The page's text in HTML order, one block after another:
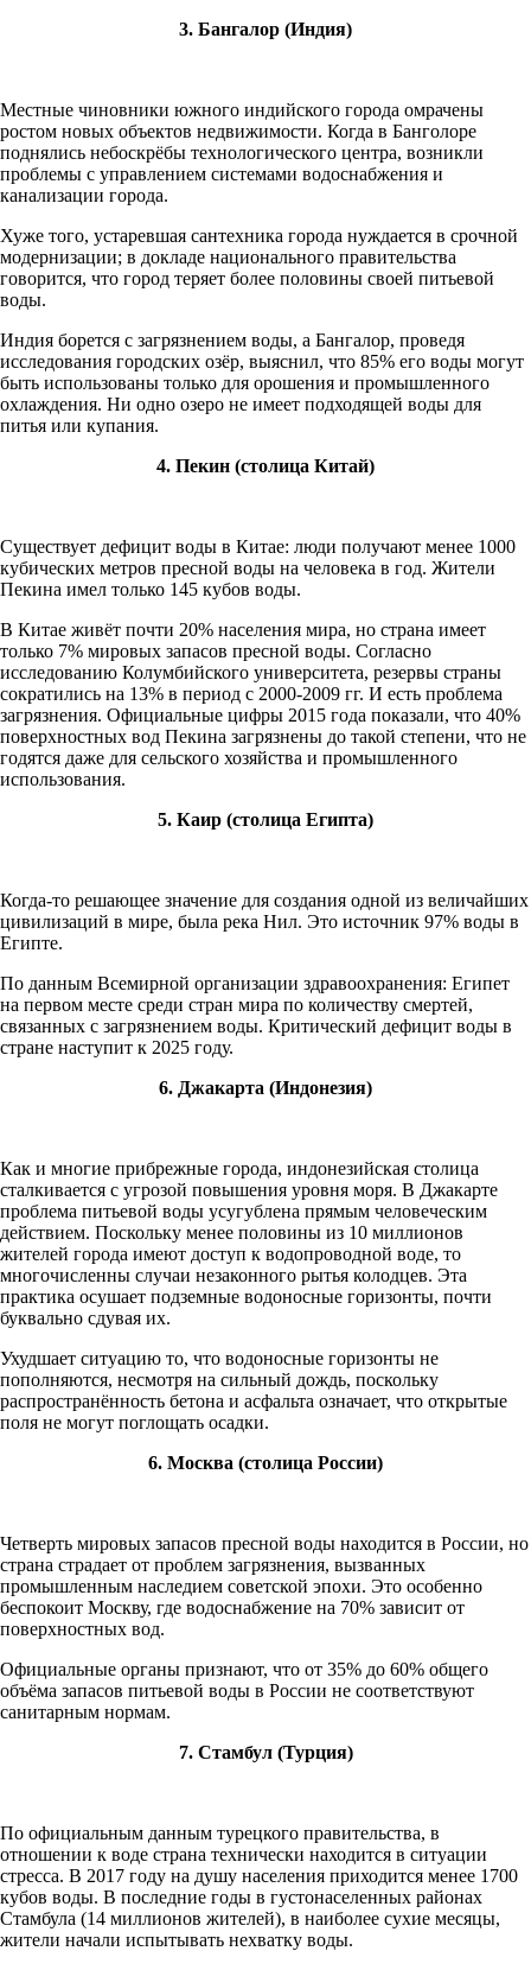
3. Бангалор (Индия)
Местные чиновники южного индийского города омрачены
ростом новых объектов недвижимости. Когда в Банголоре
поднялись небоскрёбы технологического центра, возникли
проблемы с управлением системами водоснабжения и
канализации города.
Хуже того, устаревшая сантехника города нуждается в срочной
модернизации; в докладе национального правительства
говорится, что город теряет более половины своей питьевой
воды.
Индия борется с загрязнением воды, а Бангалор, проведя
исследования городских озёр, выяснил, что 85% его воды могут
быть использованы только для орошения и промышленного
охлаждения. Ни одно озеро не имеет подходящей воды для
питья или купания.
4. Пекин (столица Китай)
Существует дефицит воды в Китае: люди получают менее 1000
кубических метров пресной воды на человека в год. Жители
Пекина имел только 145 кубов воды.
В Китае живёт почти 20% населения мира, но страна имеет
только 7% мировых запасов пресной воды. Согласно
исследованию Колумбийского университета, резервы страны
сократились на 13% в период с 2000-2009 гг. И есть проблема
загрязнения. Официальные цифры 2015 года показали, что 40%
поверхностных вод Пекина загрязнены до такой степени, что не
годятся даже для сельского хозяйства и промышленного
использования.
5. Каир (столица Египта)
Когда-то решающее значение для создания одной из величайших
цивилизаций в мире, была река Нил. Это источник 97% воды в
Египте.
По данным Всемирной организации здравоохранения: Египет
на первом месте среди стран мира по количеству смертей,
связанных с загрязнением воды. Критический дефицит воды в
стране наступит к 2025 году.
6. Джакарта (Индонезия)
Как и многие прибрежные города, индонезийская столица
сталкивается с угрозой повышения уровня моря. В Джакарте
проблема питьевой воды усугублена прямым человеческим
действием. Поскольку менее половины из 10 миллионов
жителей города имеют доступ к водопроводной воде, то
многочисленны случаи незаконного рытья колодцев. Эта
практика осушает подземные водоносные горизонты, почти
буквально сдувая их.
Ухудшает ситуацию то, что водоносные горизонты не
пополняются, несмотря на сильный дождь, поскольку
распространённость бетона и асфальта означает, что открытые
поля не могут поглощать осадки.
6. Москва (столица России)
Четверть мировых запасов пресной воды находится в России, но
страна страдает от проблем загрязнения, вызванных
промышленным наследием советской эпохи. Это особенно
беспокоит Москву, где водоснабжение на 70% зависит от
поверхностных вод.
Официальные органы признают, что от 35% до 60% общего
объёма запасов питьевой воды в России не соответствуют
санитарным нормам.
7. Стамбул (Турция)
По официальным данным турецкого правительства, в
отношении к воде страна технически находится в ситуации
стресса. В 2017 году на душу населения приходится менее 1700
кубов воды. В последние годы в густонаселенных районах
Стамбула (14 миллионов жителей), в наиболее сухие месяцы,
жители начали испытывать нехватку воды.